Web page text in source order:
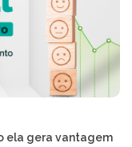
ela gera vantagem